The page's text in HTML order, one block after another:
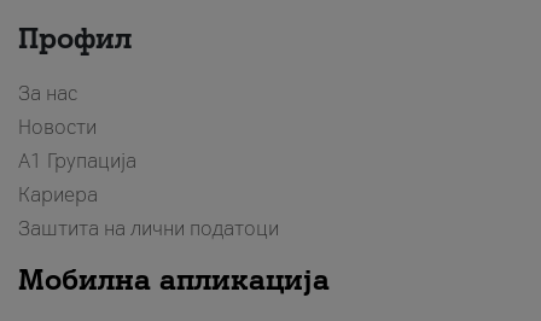
Профил
За нас
Новости
А1 Групација
Кариера
Заштита на лични податоци
Мобилна апликација